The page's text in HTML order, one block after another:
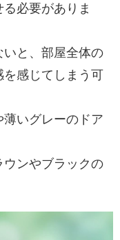
必要がありま
いと、部屋全体の
感じてしまう可
いグレーのドア
ンやブラックの